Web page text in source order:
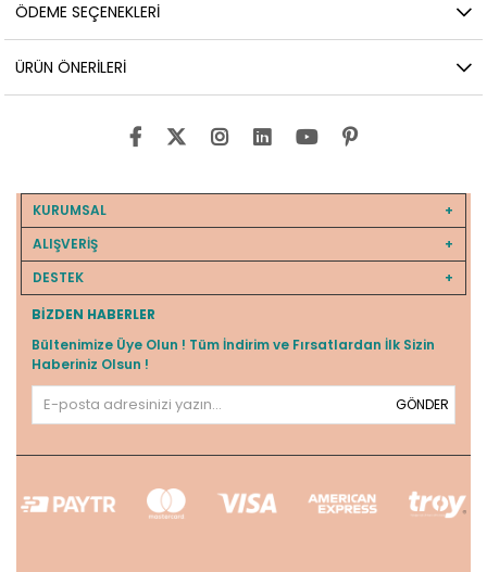
ÖDEME SEÇENEKLERI
ÜRÜN ÖNERILERI
KURUMSAL
ALIŞVERİŞ
DESTEK
BIZDEN HABERLER
Bültenimize Üye Olun ! Tüm İndirim ve Fırsatlardan İlk Sizin
Haberiniz Olsun !
GÖNDER